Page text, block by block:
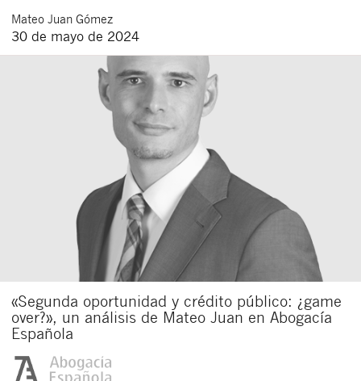
Mateo Juan Gómez
30 de mayo de 2024
«Segunda oportunidad y crédito público: ¿game
over?», un análisis de Mateo Juan en Abogacía
Española